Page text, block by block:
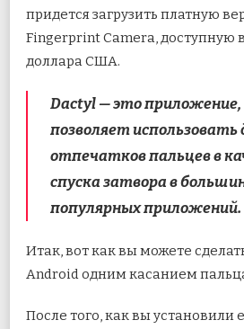
придется загрузить платную
Fingerprint Camera, доступную в
доллара США.
Dactyl — это
позволяет
отпечатков пальцев в
спуска затвора в
популярных приложений.
Итак, вот как вы можете
Android одним касанием
После того, как вы установили